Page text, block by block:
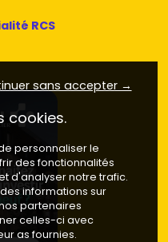
RCS
sans accepter →
cookies.
personnaliser le
des fonctionnalités
d'analyser notre trafic.
informations sur
partenaires
celles-ci avec
as fournies.